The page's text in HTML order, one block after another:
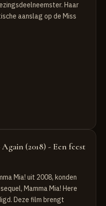
Haar
aanslag op de Miss
(2018) - Een feest
Mia! uit 2008, konden
Mamma Mia! Here
Deze film brengt